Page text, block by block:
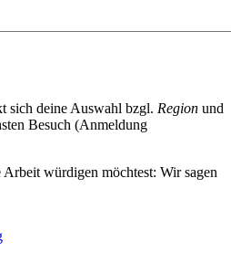
sich deine Auswahl bzgl. Region und
Besuch (Anmeldung
Arbeit würdigen möchtest: Wir sagen